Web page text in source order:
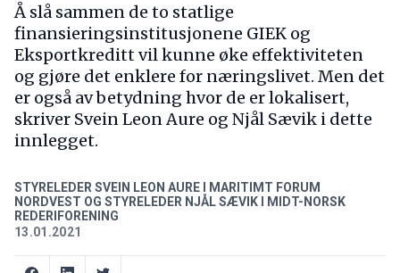
Å slå sammen de to statlige
finansieringsinstitusjonene GIEK og
Eksportkreditt vil kunne øke effektiviteten
og gjøre det enklere for næringslivet. Men det
er også av betydning hvor de er lokalisert,
skriver Svein Leon Aure og Njål Sævik i dette
innlegget.
STYRELEDER SVEIN LEON AURE I MARITIMT FORUM
NORDVEST OG STYRELEDER NJÅL SÆVIK I MIDT-NORSK
REDERIFORENING
13.01.2021